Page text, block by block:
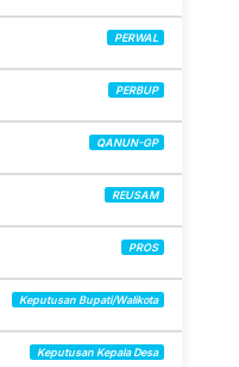
PERWAL
PERBUP
QANUN-GP
REUSAM
PROS
Keputusan Bupati/Walikota
Keputusan Kepala Desa